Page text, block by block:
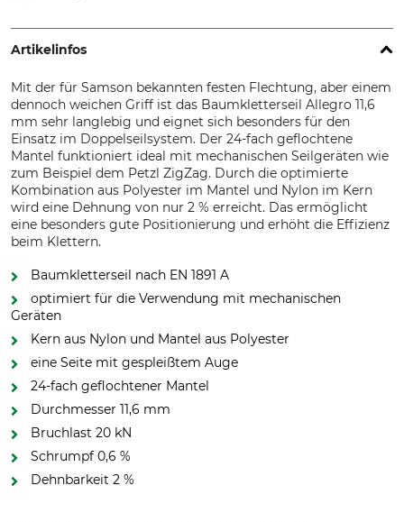
Artikelinfos
Mit der für Samson bekannten festen Flechtung, aber einem
dennoch weichen Griff ist das Baumkletterseil Allegro 11,6
mm sehr langlebig und eignet sich besonders für den
Einsatz im Doppelseilsystem. Der 24-fach geflochtene
Mantel funktioniert ideal mit mechanischen Seilgeräten wie
zum Beispiel dem Petzl ZigZag. Durch die optimierte
Kombination aus Polyester im Mantel und Nylon im Kern
wird eine Dehnung von nur 2 % erreicht. Das ermöglicht
eine besonders gute Positionierung und erhöht die Effizienz
beim Klettern.
Baumkletterseil nach EN 1891 A
optimiert für die Verwendung mit mechanischen
Geräten
Kern aus Nylon und Mantel aus Polyester
eine Seite mit gespleißtem Auge
24-fach geflochtener Mantel
Durchmesser 11,6 mm
Bruchlast 20 kN
Schrumpf 0,6 %
Dehnbarkeit 2 %